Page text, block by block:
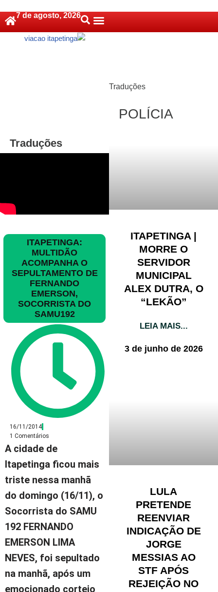
Pular
7 de agosto, 2026
Traduções
ITAPETINGA:
MULTIDÃO
ACOMPANHA O
SEPULTAMENTO DE
FERNANDO
EMERSON,
SOCORRISTA DO
SAMU192
16/11/2014
1 Comentários
A cidade de
Itapetinga ficou mais
triste nessa manhã
do domingo (16/11), o
Socorrista do SAMU
192 FERNANDO
EMERSON LIMA
NEVES, foi sepultado
na manhã, após um
emocionado cortejo
Traduções
POLÍCIA
ITAPETINGA |
MORRE O
SERVIDOR
MUNICIPAL
ALEX DUTRA, O
“LEKÃO”
LEIA MAIS...
3 de junho de 2026
LULA
PRETENDE
REENVIAR
INDICAÇÃO DE
JORGE
MESSIAS AO
STF APÓS
REJEIÇÃO NO